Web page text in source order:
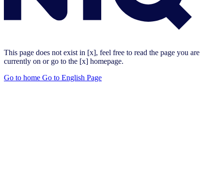
This page does not exist in [x], feel free to read the page you are
currently on or go to the [x] homepage.
Go to home Go to English Page